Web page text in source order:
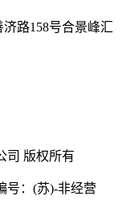
路158号合景峰汇
司 版权所有
号：(苏)-非经营